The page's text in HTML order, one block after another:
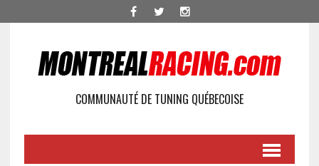
COMMUNAUTÉ DE TUNING QUÉBECOISE